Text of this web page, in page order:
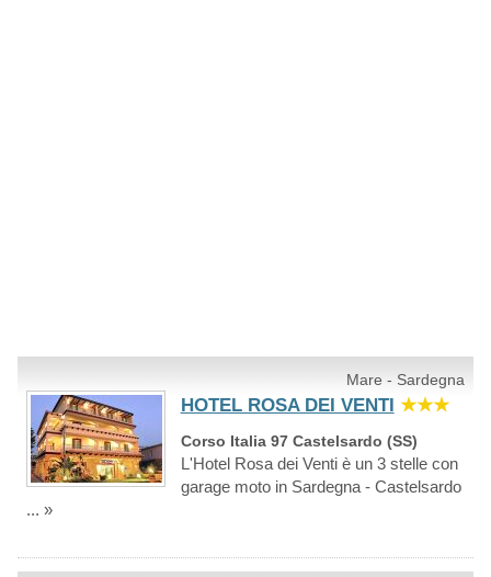
Mare - Sardegna
HOTEL ROSA DEI VENTI ★★★
Corso Italia 97 Castelsardo (SS)
L'Hotel Rosa dei Venti è un 3 stelle con
garage moto in Sardegna - Castelsardo
... »